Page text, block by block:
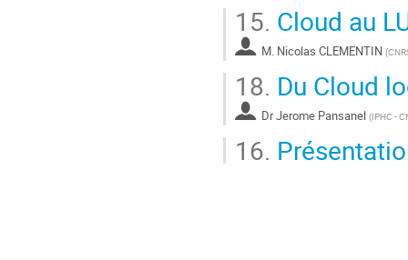
15. Cloud au
M. Nicolas CLEMENTIN (
18. Du Cloud
DrJerome Pansanel (IPHC -
16.